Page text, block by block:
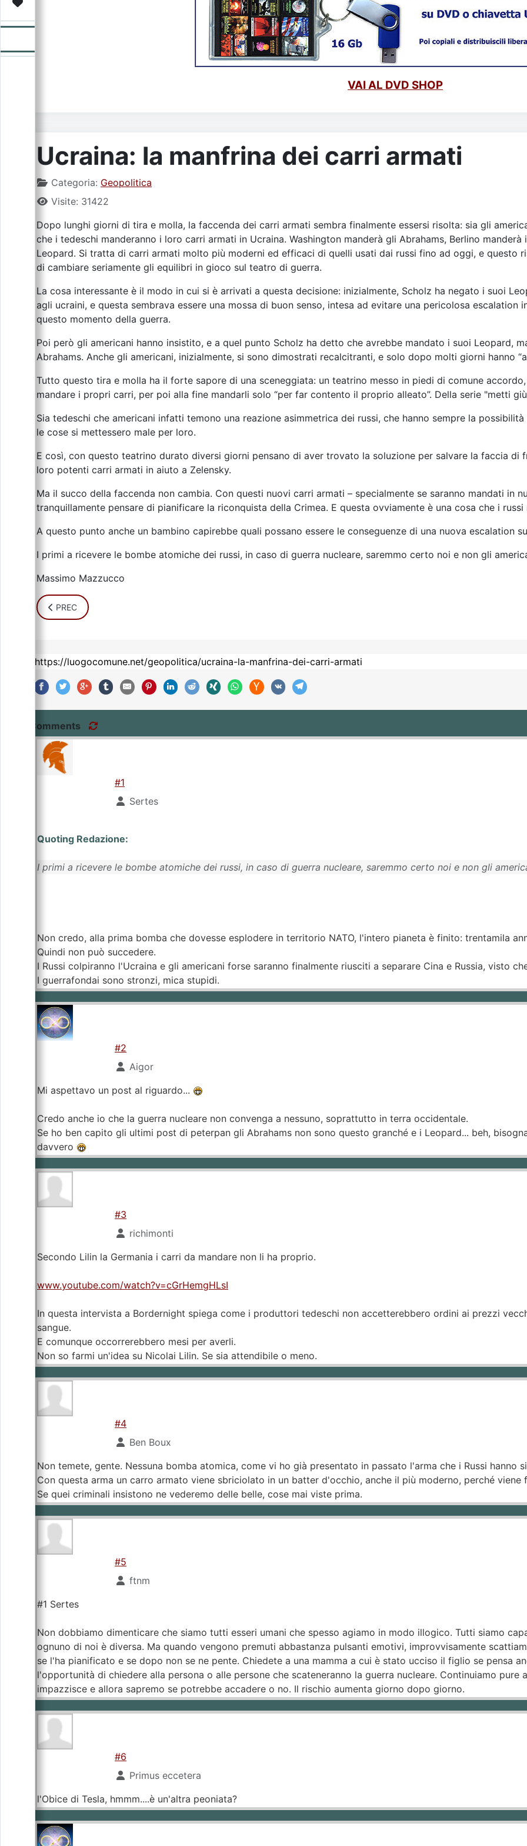
VAI AL DVD SHOP
Ucraina: la manfrina dei carri armati
Categoria: Geopolitica
Visite: 31422
Dopo lunghi giorni di tira e molla, la faccenda dei carri armati sembra finalmente essersi risolta: sia gli
che i tedeschi manderanno i loro carri armati in Ucraina. Washington manderà gli Abrahams, Berlino manderà
Leopard. Si tratta di carri armati molto più moderni ed efficaci di quelli usati dai russi fino ad oggi, e questo
di cambiare seriamente gli equilibri in gioco sul teatro di guerra.
La cosa interessante è il modo in cui si è arrivati a questa decisione: inizialmente, Scholz ha negato i suoi
agli ucraini, e questa sembrava essere una mossa di buon senso, intesa ad evitare una pericolosa escalation
questo momento della guerra.
Poi però gli americani hanno insistito, e a quel punto Scholz ha detto che avrebbe mandato i suoi Leopard,
Abrahams. Anche gli americani, inizialmente, si sono dimostrati recalcitranti, e solo dopo molti giorni hanno
Tutto questo tira e molla ha il forte sapore di una sceneggiata: un teatrino messo in piedi di comune
mandare i propri carri, per poi alla fine mandarli solo “per far contento il proprio alleato”. Della serie "metti
Sia tedeschi che americani infatti temono una reazione asimmetrica dei russi, che hanno sempre la
le cose si mettessero male per loro.
E così, con questo teatrino durato diversi giorni pensano di aver trovato la soluzione per salvare la faccia di
loro potenti carri armati in aiuto a Zelensky.
Ma il succo della faccenda non cambia. Con questi nuovi carri armati – specialmente se saranno mandati in
tranquillamente pensare di pianificare la riconquista della Crimea. E questa ovviamente è una cosa che i
A questo punto anche un bambino capirebbe quali possano essere le conseguenze di una nuova escalation
I primi a ricevere le bombe atomiche dei russi, in caso di guerra nucleare, saremmo certo noi e non gli
Massimo Mazzucco
ARTICOLO PRECEDENTE: PEPE ESCOBAR - L'IMPERO IN PREDA AL PANICO TENTA LA RUSSIA CON LA PRIMA VERA
PREC
Comments
#1
Sertes
Quoting Redazione:
I primi a ricevere le bombe atomiche dei russi, in caso di guerra nucleare, saremmo certo noi e non gli
Non credo, alla prima bomba che dovesse esplodere in territorio NATO, l'intero pianeta è finito: trentamila
Quindi non può succedere.
I Russi colpiranno l'Ucraina e gli americani forse saranno finalmente riusciti a separare Cina e Russia, visto
I guerrafondai sono stronzi, mica stupidi.
#2
Aigor
Mi aspettavo un post al riguardo...
Credo anche io che la guerra nucleare non convenga a nessuno, soprattutto in terra occidentale.
Se ho ben capito gli ultimi post di peterpan gli Abrahams non sono questo granché e i Leopard... beh,
davvero
#3
richimonti
Secondo Lilin la Germania i carri da mandare non li ha proprio.
www.youtube.com/watch?v=cGrHemgHLsI
In questa intervista a Bordernight spiega come i produttori tedeschi non accetterebbero ordini ai prezzi
sangue.
E comunque occorrerebbero mesi per averli.
Non so farmi un'idea su Nicolai Lilin. Se sia attendibile o meno.
#4
Ben Boux
Non temete, gente. Nessuna bomba atomica, come vi ho già presentato in passato l'arma che i Russi hanno
Con questa arma un carro armato viene sbriciolato in un batter d'occhio, anche il più moderno, perché
Se quei criminali insistono ne vederemo delle belle, cose mai viste prima.
#5
ftnm
#1 Sertes
Non dobbiamo dimenticare che siamo tutti esseri umani che spesso agiamo in modo illogico. Tutti siamo
ognuno di noi è diversa. Ma quando vengono premuti abbastanza pulsanti emotivi, improvvisamente
se l'ha pianificato e se dopo non se ne pente. Chiedete a una mamma a cui è stato ucciso il figlio se pensa
l'opportunità di chiedere alla persona o alle persone che scateneranno la guerra nucleare. Continuiamo
impazzisce e allora sapremo se potrebbe accadere o no. Il rischio aumenta giorno dopo giorno.
#6
Primus eccetera
l'Obice di Tesla, hmmm....è un'altra peoniata?